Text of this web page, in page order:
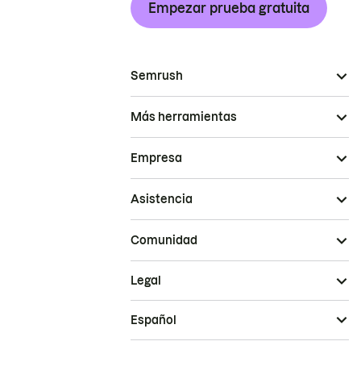
Empezar prueba gratuita
Semrush
Más herramientas
Empresa
Asistencia
Comunidad
Legal
Español